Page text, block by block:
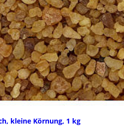
kleine Körnung, 1 kg